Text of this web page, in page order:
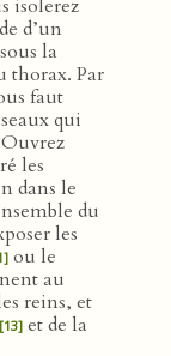
isolerez
d’un
la
thorax. Par
faut
qui
les
dans le
du
les
ou le
au
reins, et
[13] et de la